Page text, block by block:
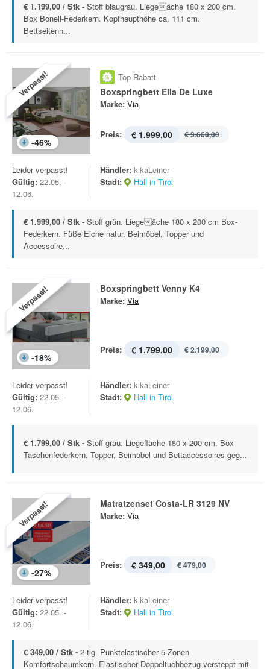
€ 1.199,00 / Stk - Stoff blaugrau. Liegeäche 180 x 200 cm.
Box Bonell-Federkern. Kopfhaupthöhe ca. 111 cm.
Bettseitenh...
Verpasst!
-46%
Top Rabatt
Boxspringbett Ella De Luxe
Marke: Via
Preis: € 1.999,00 € 3.668,00
Leider verpasst!
Gültig: 22.05. -
12.06.
Händler: kikaLeiner
Stadt:
Hall in Tirol
€ 1.999,00 / Stk - Stoff grün. Liegeäche 180 x 200 cm Box-
Federkern. Füße Eiche natur. Beimöbel, Topper und
Accessoire...
Verpasst!
-18%
Boxspringbett Venny K4
Marke: Via
Preis: € 1.799,00 € 2.199,00
Leider verpasst!
Gültig: 22.05. -
12.06.
Händler: kikaLeiner
Stadt:
Hall in Tirol
€ 1.799,00 / Stk - Stoff grau. Liegefläche 180 x 200 cm. Box
Taschenfederkern. Topper, Beimöbel und Bettaccessoires geg...
Verpasst!
-27%
Matratzenset Costa-LR 3129 NV
Marke: Via
Preis: € 349,00 € 479,00
Leider verpasst!
Gültig: 22.05. -
12.06.
Händler: kikaLeiner
Stadt:
Hall in Tirol
€ 349,00 / Stk - 2-tlg. Punktelastischer 5-Zonen
Komfortschaumkern. Elastischer Doppeltuchbezug versteppt mit